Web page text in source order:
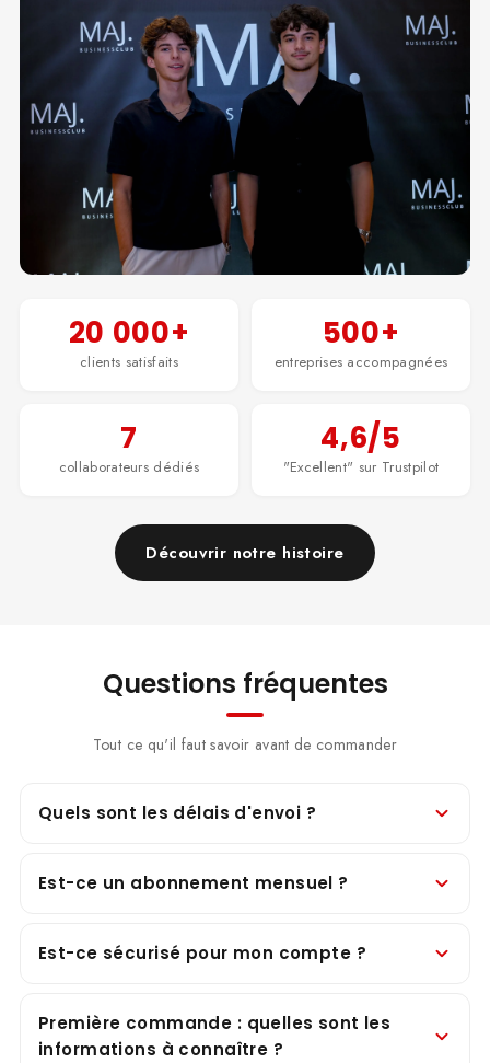
20 000+
clients satisfaits
500+
entreprises accompagnées
7
collaborateurs dédiés
4,6/5
"Excellent" sur Trustpilot
Découvrir notre histoire
Questions fréquentes
Tout ce qu'il faut savoir avant de commander
Quels sont les délais d'envoi ?
Est-ce un abonnement mensuel ?
Est-ce sécurisé pour mon compte ?
Première commande : quelles sont les
informations à connaître ?